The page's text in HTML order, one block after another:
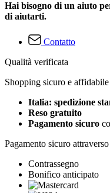
Hai bisogno di un aiuto
di aiutarti.
Contatto
Qualità verificata
Shopping sicuro e affidabile
Italia: spedizione
Reso gratuito
Pagamento sicuro
Pagamento sicuro attraverso
Contrassegno
Bonifico anticipato